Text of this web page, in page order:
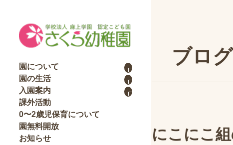
園について
園の生活
入園案内
課外活動
0〜2歳児保育について
園無料開放
お知らせ
ブログ
にこにこ